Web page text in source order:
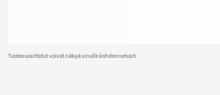
Tuotesuosittelut voivat näkyä sinulle kohdennetusti